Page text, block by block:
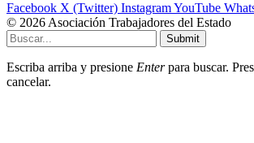
Facebook X (Twitter) InstagramYouTube
© 2026 Asociación Trabajadores del Estado
Submit
Escriba arriba y presione Enterpara buscar.
cancelar.